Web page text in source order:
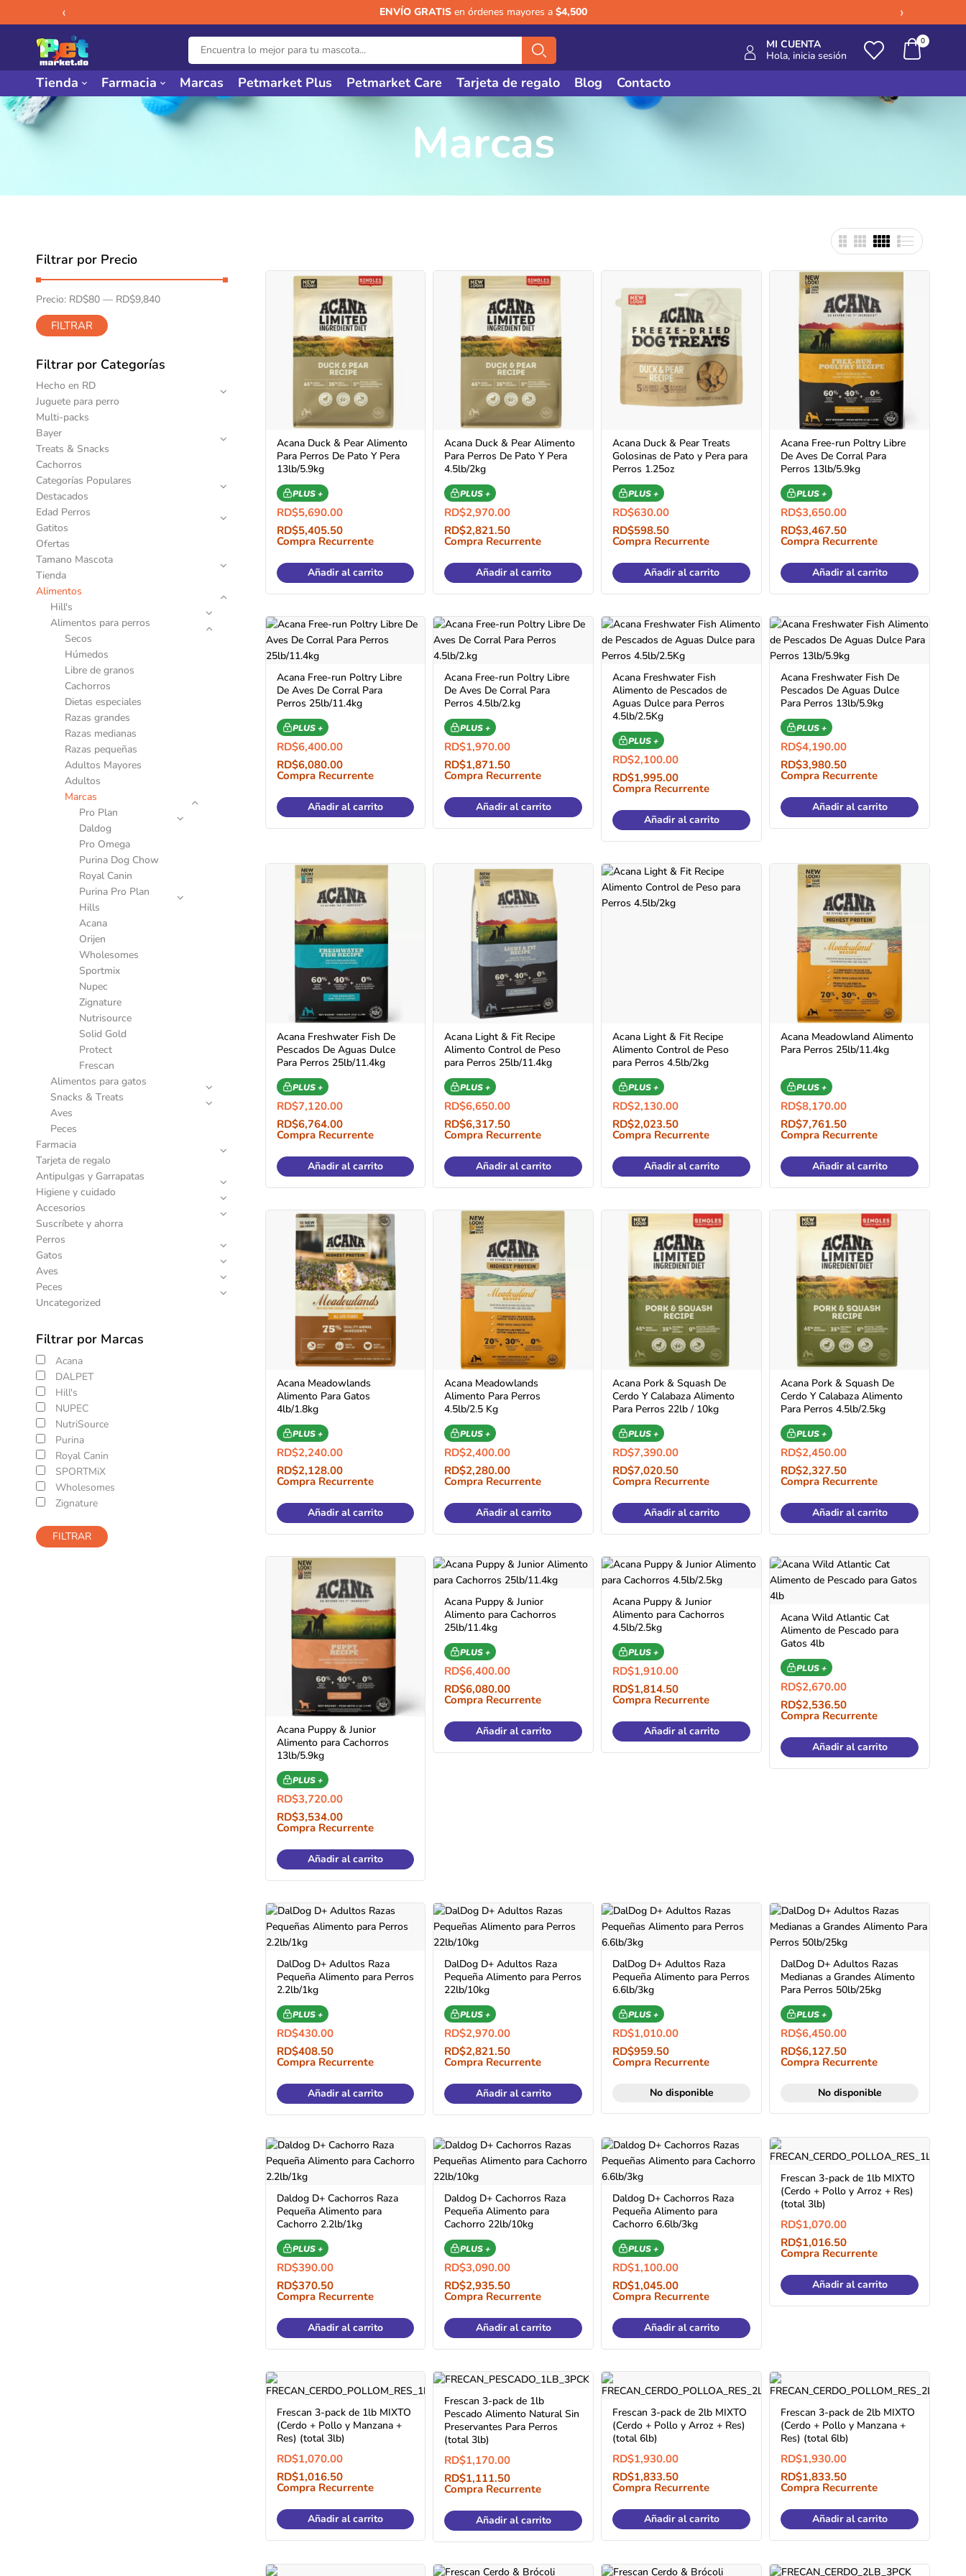
‹ ENVÍO GRATISen órdenes mayores a $4,500 ›
MI CUENTA
Hola, inicia sesión
0
Tienda Farmacia Marcas Petmarket Plus Petmarket Care Tarjeta de regalo Blog Contacto
Marcas
Filtrar por Precio
FILTRAR
Precio: RD$80 — RD$9,840
Filtrar por Categorías
Hecho en RD
Juguete para perro
Multi-packs
Bayer
Treats & Snacks
Cachorros
Categorías Populares
Destacados
Edad Perros
Gatitos
Ofertas
Tamano Mascota
Tienda
Alimentos
Hill's
Alimentos para perros
Secos
Húmedos
Libre de granos
Cachorros
Dietas especiales
Razas grandes
Razas medianas
Razas pequeñas
Adultos Mayores
Adultos
Marcas
Pro Plan
Daldog
Pro Omega
Purina Dog Chow
Royal Canin
Purina Pro Plan
Hills
Acana
Orijen
Wholesomes
Sportmix
Nupec
Zignature
Nutrisource
Solid Gold
Protect
Frescan
Alimentos para gatos
Snacks & Treats
Aves
Peces
Farmacia
Tarjeta de regalo
Antipulgas y Garrapatas
Higiene y cuidado
Accesorios
Suscríbete y ahorra
Perros
Gatos
Aves
Peces
Uncategorized
Filtrar por Marcas
Acana
DALPET
Hill's
NUPEC
NutriSource
Purina
Royal Canin
SPORTMiX
Wholesomes
Zignature
FILTRAR
Acana Duck & Pear Alimento
Para Perros De Pato Y Pera
13lb/5.9kg
PLUS +
RD$5,690.00
RD$5,405.50
Compra Recurrente
Añadir al carrito
Acana Duck & Pear Alimento
Para Perros De Pato Y Pera
4.5lb/2kg
PLUS +
RD$2,970.00
RD$2,821.50
Compra Recurrente
Añadir al carrito
Acana Duck & Pear Treats
Golosinas de Pato y Pera para
Perros 1.25oz
PLUS +
RD$630.00
RD$598.50
Compra Recurrente
Añadir al carrito
Acana Free-run Poltry Libre
De Aves De Corral Para
Perros 13lb/5.9kg
PLUS +
RD$3,650.00
RD$3,467.50
Compra Recurrente
Añadir al carrito
Acana Free-run Poltry Libre
De Aves De Corral Para
Perros 25lb/11.4kg
PLUS +
RD$6,400.00
RD$6,080.00
Compra Recurrente
Añadir al carrito
Acana Free-run Poltry Libre
De Aves De Corral Para
Perros 4.5lb/2.kg
PLUS +
RD$1,970.00
RD$1,871.50
Compra Recurrente
Añadir al carrito
Acana Freshwater Fish
Alimento de Pescados de
Aguas Dulce para Perros
4.5lb/2.5Kg
PLUS +
RD$2,100.00
RD$1,995.00
Compra Recurrente
Añadir al carrito
Acana Freshwater Fish De
Pescados De Aguas Dulce
Para Perros 13lb/5.9kg
PLUS +
RD$4,190.00
RD$3,980.50
Compra Recurrente
Añadir al carrito
Acana Freshwater Fish De
Pescados De Aguas Dulce
Para Perros 25lb/11.4kg
PLUS +
RD$7,120.00
RD$6,764.00
Compra Recurrente
Añadir al carrito
Acana Light & Fit Recipe
Alimento Control de Peso
para Perros 25lb/11.4kg
PLUS +
RD$6,650.00
RD$6,317.50
Compra Recurrente
Añadir al carrito
Acana Light & Fit Recipe
Alimento Control de Peso
para Perros 4.5lb/2kg
PLUS +
RD$2,130.00
RD$2,023.50
Compra Recurrente
Añadir al carrito
Acana Meadowland Alimento
Para Perros 25lb/11.4kg
PLUS +
RD$8,170.00
RD$7,761.50
Compra Recurrente
Añadir al carrito
Acana Meadowlands
Alimento Para Gatos
4lb/1.8kg
PLUS +
RD$2,240.00
RD$2,128.00
Compra Recurrente
Añadir al carrito
Acana Meadowlands
Alimento Para Perros
4.5lb/2.5 Kg
PLUS +
RD$2,400.00
RD$2,280.00
Compra Recurrente
Añadir al carrito
Acana Pork & Squash De
Cerdo Y Calabaza Alimento
Para Perros 22lb / 10kg
PLUS +
RD$7,390.00
RD$7,020.50
Compra Recurrente
Añadir al carrito
Acana Pork & Squash De
Cerdo Y Calabaza Alimento
Para Perros 4.5lb/2.5kg
PLUS +
RD$2,450.00
RD$2,327.50
Compra Recurrente
Añadir al carrito
Acana Puppy & Junior
Alimento para Cachorros
13lb/5.9kg
PLUS +
RD$3,720.00
RD$3,534.00
Compra Recurrente
Añadir al carrito
Acana Puppy & Junior
Alimento para Cachorros
25lb/11.4kg
PLUS +
RD$6,400.00
RD$6,080.00
Compra Recurrente
Añadir al carrito
Acana Puppy & Junior
Alimento para Cachorros
4.5lb/2.5kg
PLUS +
RD$1,910.00
RD$1,814.50
Compra Recurrente
Añadir al carrito
Acana Wild Atlantic Cat
Alimento de Pescado para
Gatos 4lb
PLUS +
RD$2,670.00
RD$2,536.50
Compra Recurrente
Añadir al carrito
DalDog D+ Adultos Raza
Pequeña Alimento para Perros
2.2lb/1kg
PLUS +
RD$430.00
RD$408.50
Compra Recurrente
Añadir al carrito
DalDog D+ Adultos Raza
Pequeña Alimento para Perros
22lb/10kg
PLUS +
RD$2,970.00
RD$2,821.50
Compra Recurrente
Añadir al carrito
DalDog D+ Adultos Raza
Pequeña Alimento para Perros
6.6lb/3kg
PLUS +
RD$1,010.00
RD$959.50
Compra Recurrente
No disponible
DalDog D+ Adultos Razas
Medianas a Grandes Alimento
Para Perros 50lb/25kg
PLUS +
RD$6,450.00
RD$6,127.50
Compra Recurrente
No disponible
Daldog D+ Cachorros Raza
Pequeña Alimento para
Cachorro 2.2lb/1kg
PLUS +
RD$390.00
RD$370.50
Compra Recurrente
Añadir al carrito
Daldog D+ Cachorros Raza
Pequeña Alimento para
Cachorro 22lb/10kg
PLUS +
RD$3,090.00
RD$2,935.50
Compra Recurrente
Añadir al carrito
Daldog D+ Cachorros Raza
Pequeña Alimento para
Cachorro 6.6lb/3kg
PLUS +
RD$1,100.00
RD$1,045.00
Compra Recurrente
Añadir al carrito
Frescan 3-pack de 1lb MIXTO
(Cerdo + Pollo y Arroz + Res)
(total 3lb)
RD$1,070.00
RD$1,016.50
Compra Recurrente
Añadir al carrito
Frescan 3-pack de 1lb MIXTO
(Cerdo + Pollo y Manzana +
Res) (total 3lb)
RD$1,070.00
RD$1,016.50
Compra Recurrente
Añadir al carrito
Frescan 3-pack de 1lb
Pescado Alimento Natural Sin
Preservantes Para Perros
(total 3lb)
RD$1,170.00
RD$1,111.50
Compra Recurrente
Añadir al carrito
Frescan 3-pack de 2lb MIXTO
(Cerdo + Pollo y Arroz + Res)
(total 6lb)
RD$1,930.00
RD$1,833.50
Compra Recurrente
Añadir al carrito
Frescan 3-pack de 2lb MIXTO
(Cerdo + Pollo y Manzana +
Res) (total 6lb)
RD$1,930.00
RD$1,833.50
Compra Recurrente
Añadir al carrito